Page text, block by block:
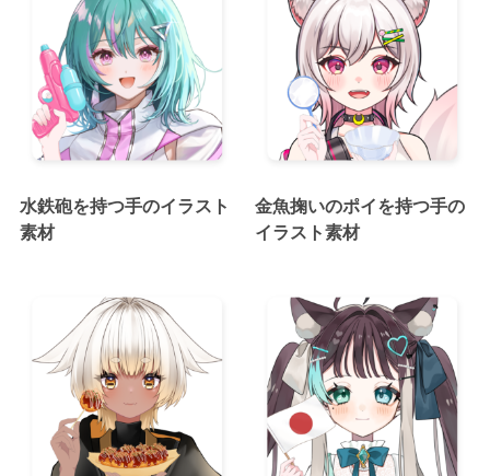
水鉄砲を持つ手のイラスト
素材
金魚掬いのポイを持つ手の
イラスト素材